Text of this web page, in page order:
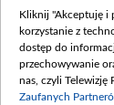
Kliknij "Akceptuję i
korzystanie z
dostęp do
przechowywanie
nas, czyli Telewizję
Zaufanych